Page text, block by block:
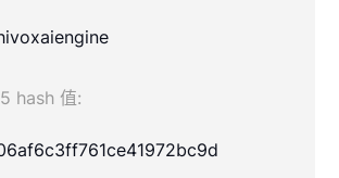
hash 值: